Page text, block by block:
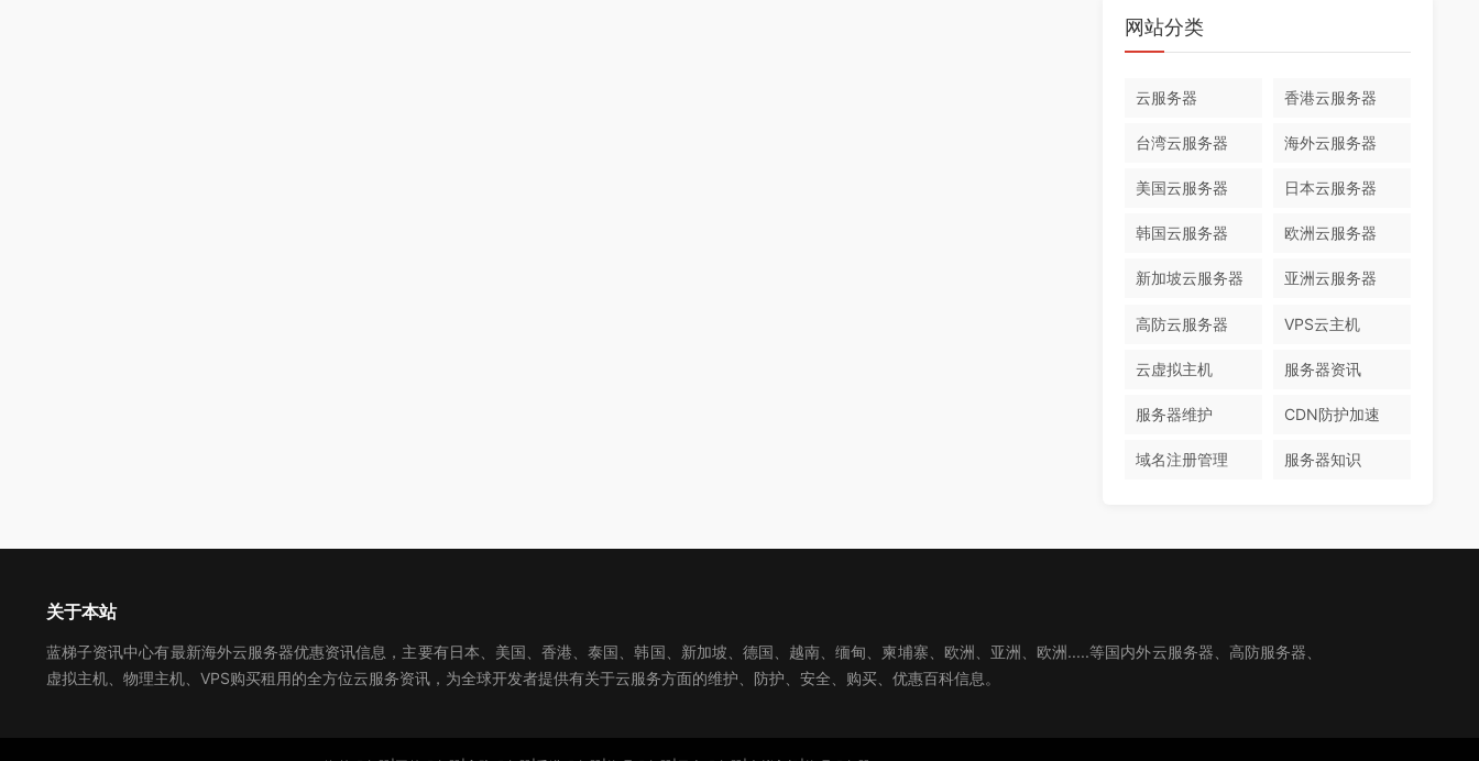
网站分类
云服务器 香港云服务器
台湾云服务器 海外云服务器
美国云服务器 日本云服务器
韩国云服务器 欧洲云服务器
新加坡云服务器 亚洲云服务器
高防云服务器 VPS云主机
云虚拟主机 服务器资讯
服务器维护 CDN防护加速
域名注册管理 服务器知识
关于本站
蓝梯子资讯中心有最新海外云服务器优惠资讯信息，主要有日本、美国、香港、泰国、韩国、新加坡、德国、越南、缅甸、柬埔寨、欧洲、亚洲、欧洲.....等国内外云服务器、高防服务器、
虚拟主机、物理主机、VPS购买租用的全方位云服务资讯，为全球开发者提供有关于云服务方面的维护、防护、安全、购买、优惠百科信息。